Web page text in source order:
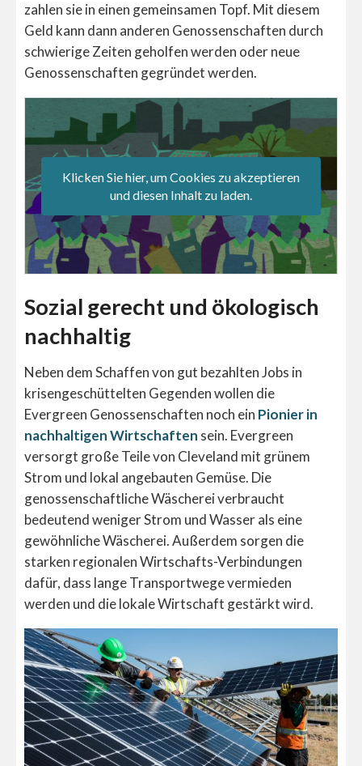
zahlen sie in einen gemeinsamen Topf. Mit diesem
Geld kann dann anderen Genossenschaften durch
schwierige Zeiten geholfen werden oder neue
Genossenschaften gegründet werden.
Klicken Sie hier, um Cookies zu akzeptieren
und diesen Inhalt zu laden.
Sozial gerecht und ökologisch
nachhaltig
Neben dem Schaffen von gut bezahlten Jobs in
krisengeschüttelten Gegenden wollen die
Evergreen Genossenschaften noch ein Pionier in
nachhaltigen Wirtschaften sein. Evergreen
versorgt große Teile von Cleveland mit grünem
Strom und lokal angebauten Gemüse. Die
genossenschaftliche Wäscherei verbraucht
bedeutend weniger Strom und Wasser als eine
gewöhnliche Wäscherei. Außerdem sorgen die
starken regionalen Wirtschafts-Verbindungen
dafür, dass lange Transportwege vermieden
werden und die lokale Wirtschaft gestärkt wird.